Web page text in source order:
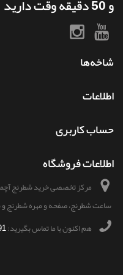
و 50 دقیقه وقت دارید
شاخه‌ها
اطلاعات
حساب کاربری
اطلاعات فروشگاه
مرکز تخصصی خرید شطرنج
ساعت شطرنج، صفحه و مهره شطرنج
هم اکنون با ما تماس بگیرید: